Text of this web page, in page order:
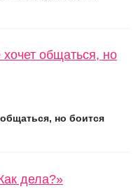
но боится